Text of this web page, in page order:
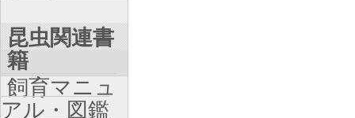
昆虫関連書
籍
飼育マニュ
アル・図鑑